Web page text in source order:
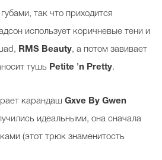
так что приходится
использует коричневые тени и
RMS Beauty, а потом завивает
тушь Petite 'n Pretty.
карандаш Gxve By Gwen
идеальными, она сначала
(этот трюк знаменитость